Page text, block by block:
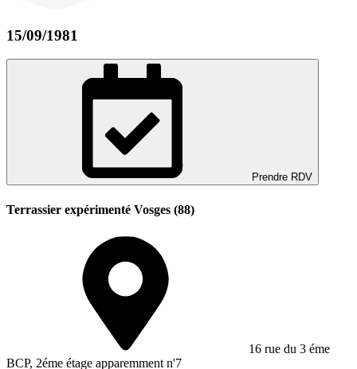
15/09/1981
Prendre RDV
Terrassier expérimenté Vosges (88)
16 rue du 3 éme
BCP, 2éme étage apparemment n'7